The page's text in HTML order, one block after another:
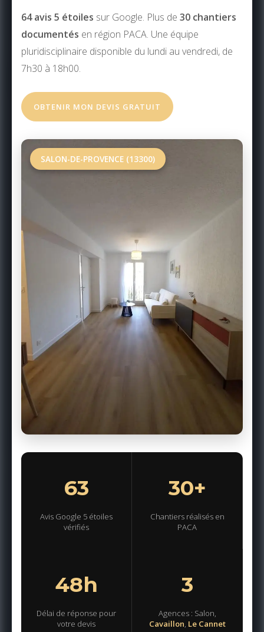
64 avis 5 étoiles sur Google. Plus de 30 chantiers
documentés en région PACA. Une équipe
pluridisciplinaire disponible du lundi au vendredi, de
7h30 à 18h00.
OBTENIR MON DEVIS GRATUIT
SALON-DE-PROVENCE (13300)
63
Avis Google 5 étoiles
vérifiés
30+
Chantiers réalisés en
PACA
48h
Délai de réponse pour
votre devis
3
Agences : Salon,
Cavaillon, Le Cannet